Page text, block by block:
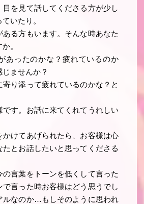
目を見て話してくださる方が少し
いたり。
ある方もいます。そんな時あなた
。
あったのかな？疲れているのか
ませんか？
寄り添って疲れているのかな？と
です。お話に来てくれてうれしい
かけてあげられたら、お客様は心
たとお話したいと思ってくださる
の言葉をトーンを低くして言った
で言った時お客様はどう思うでし
ルなのか…もしそのように思われ